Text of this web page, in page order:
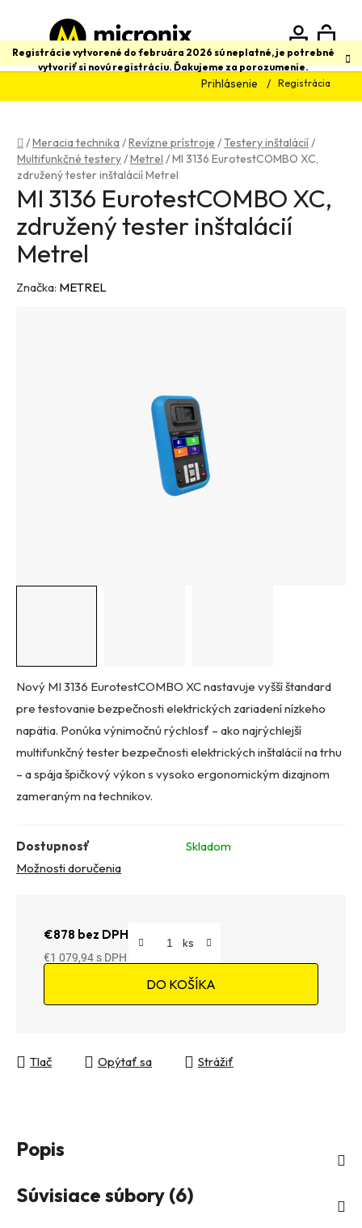
obsah
Registrácie vytvorené do februára 2026 sú neplatné, je potrebné
vytvoriť si novú registráciu. Ďakujeme za porozumenie.
Prihlásenie Registrácia
Hľadať
Domov
/Meracia technika /Revízne prístroje /Testery inštalácií/
Multifunkčné testery/Metrel /MI 3136 EurotestCOMBO XC,
združený tester inštalácií Metrel
Nový MI 3136 EurotestCOMBO XC nastavuje vyšší štandard
pre testovanie bezpečnosti elektrických zariadení nízkeho
napätia. Ponúka výnimočnú rýchlosť – ako najrýchlejší
multifunkčný tester bezpečnosti elektrických inštalácií na trhu
– a spája špičkový výkon s vysoko ergonomickým dizajnom
zameraným na technikov.
Dostupnosť
Skladom
Možnosti doručenia
€878 bez DPH
€1 079,94
DO KOŠÍKA
Tlač Opýtať sa Strážiť
MI 3136 EurotestCOMBO XC,
združený tester inštalácií
Metrel
Značka: METREL
Popis
Súvisiace súbory (6)